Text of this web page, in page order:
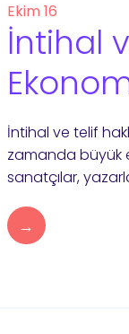
Ekim 16
İntihal
İntihal ve telif
zamanda büyük
sanatçılar,
→